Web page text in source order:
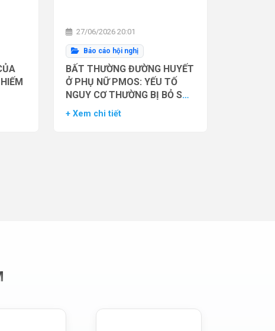
27/06/2026 20:01
Báo cáo hội nghị
BẤT THƯỜNG ĐƯỜNG HUYẾT
Ở PHỤ NỮ PMOS: YẾU TỐ
NGUY CƠ THƯỜNG BỊ BỎ SÓT
– DỮ LIỆU TỪ NGHIÊN CỨU
+ Xem chi tiết